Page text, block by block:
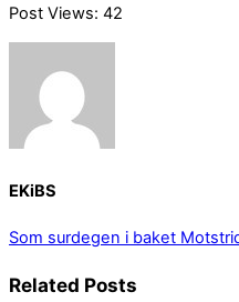
Post Views: 42
EKiBS
Som surdegen i baket
Related Posts